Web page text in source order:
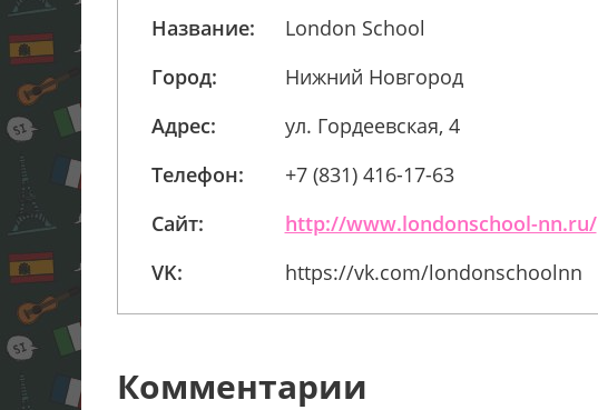
Название:
London School
Город:
Нижний Новгород
Адрес:
ул. Гордеевская, 4
Телефон:
+7 (831) 416-17-63
Сайт:
http://www.londonschool-nn.ru/
VK:
https://vk.com/londonschoolnn
Комментарии